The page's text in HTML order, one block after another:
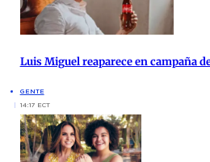
Luis Miguel reaparece en campaña
GENTE
14:17 ECT